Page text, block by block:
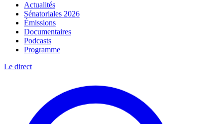
Actualités
Sénatoriales 2026
Émissions
Documentaires
Podcasts
Programme
Le direct